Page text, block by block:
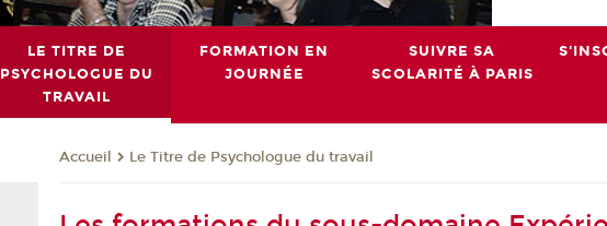
LE TITRE DE
PSYCHOLOGUE DU
TRAVAIL
FORMATION EN
JOURNÉE
SUIVRE SA
SCOLARITÉ À PARIS
Accueil Le Titre de Psychologue du travail